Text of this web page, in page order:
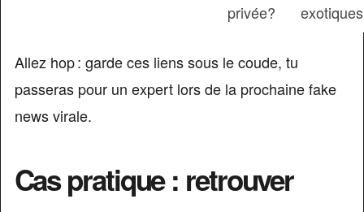
privée?
exotiques
Allez hop : garde ces liens sous le coude, tu
passeras pour un expert lors de la prochaine fake
news virale.
Cas pratique : retrouver